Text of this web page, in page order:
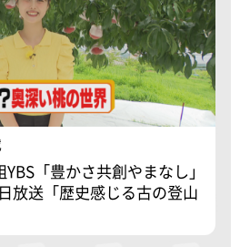
「豊かさ共創やまなし」
放送「歴史感じる古の登山